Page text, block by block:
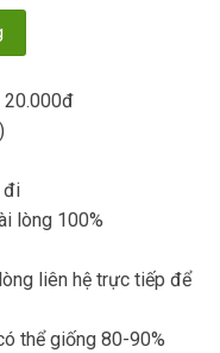
20.000đ
đi
lòng 100%
liên hệ trực tiếp để
thể giống 80-90%